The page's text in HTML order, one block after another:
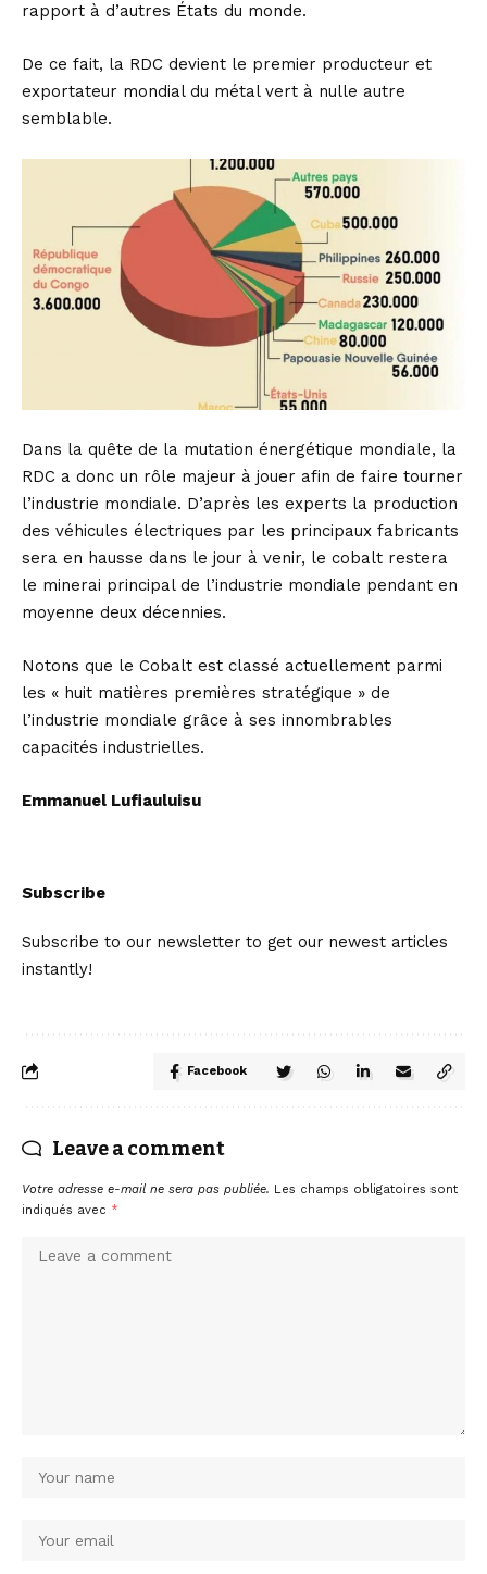
rapport à d’autres États du monde.
De ce fait, la RDC devient le premier producteur et
exportateur mondial du métal vert à nulle autre
semblable.
Dans la quête de la mutation énergétique mondiale, la
RDC a donc un rôle majeur à jouer afin de faire tourner
l’industrie mondiale. D’après les experts la production
des véhicules électriques par les principaux fabricants
sera en hausse dans le jour à venir, le cobalt restera
le minerai principal de l’industrie mondiale pendant en
moyenne deux décennies.
Notons que le Cobalt est classé actuellement parmi
les « huit matières premières stratégique » de
l’industrie mondiale grâce à ses innombrables
capacités industrielles.
Emmanuel Lufiauluisu
Subscribe
Subscribe to our newsletter to get our newest articles
instantly!
Facebook
Leave a comment
Votre adresse e-mail ne sera pas publiée. Les champs obligatoires sont
indiqués avec *